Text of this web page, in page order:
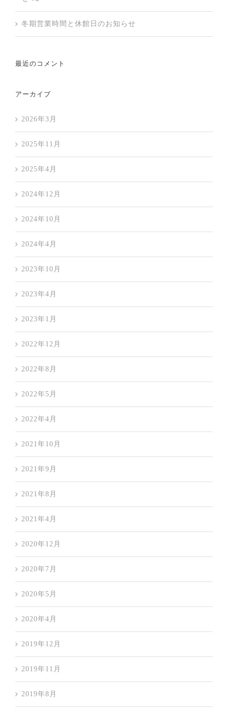
冬期営業時間と休館日のお知らせ
最近のコメント
アーカイブ
2026年3月
2025年11月
2025年4月
2024年12月
2024年10月
2024年4月
2023年10月
2023年4月
2023年1月
2022年12月
2022年8月
2022年5月
2022年4月
2021年10月
2021年9月
2021年8月
2021年4月
2020年12月
2020年7月
2020年5月
2020年4月
2019年12月
2019年11月
2019年8月